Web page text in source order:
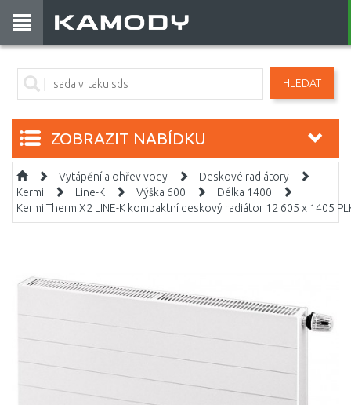
HLEDAT
ZOBRAZIT NABÍDKU
Vytápění a ohřev vody
Deskové radiátory
Kermi
Line-K Výška 600
Délka 1400
Kermi Therm X2 LINE-K kompaktní deskový radiátor 12 605 x 1405